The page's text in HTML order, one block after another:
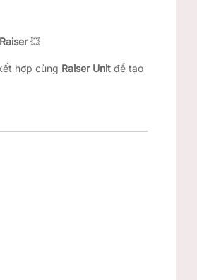
💥
hợp cùng Raiser Unit để tạo